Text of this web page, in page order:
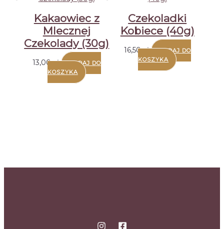
Kakaowiec z
Mlecznej
Czekolady (30g)
13,00zł
DODAJ DO
KOSZYKA
Czekoladki
Kobiece (40g)
16,50zł
DODAJ DO
KOSZYKA